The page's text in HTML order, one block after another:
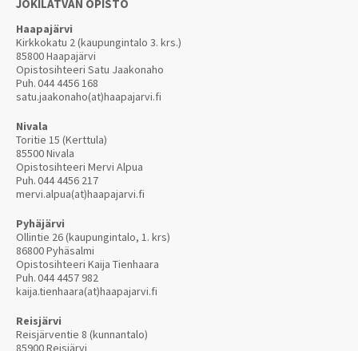
JOKILATVAN OPISTO
Haapajärvi
Kirkkokatu 2 (kaupungintalo 3. krs.)
85800 Haapajärvi
Opistosihteeri Satu Jaakonaho
Puh.044 4456 168
satu.jaakonaho(at)haapajarvi.fi
Nivala
Toritie 15 (Kerttula)
85500 Nivala
Opistosihteeri Mervi Alpua
Puh.044 4456 217
mervi.alpua(at)haapajarvi.fi
Pyhäjärvi
Ollintie 26 (kaupungintalo, 1. krs)
86800 Pyhäsalmi
Opistosihteeri Kaija Tienhaara
Puh.044 4457 982
kaija.tienhaara(at)haapajarvi.fi
Reisjärvi
Reisjärventie 8 (kunnantalo)
85900 Reisjärvi